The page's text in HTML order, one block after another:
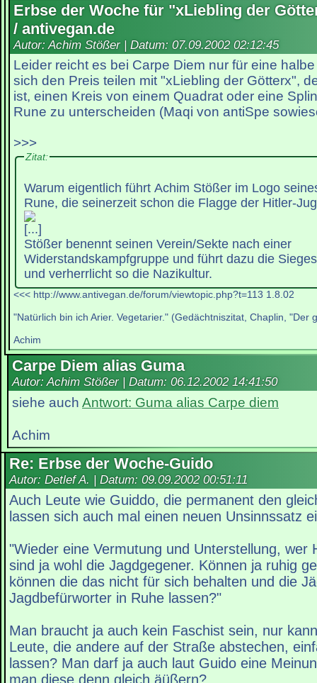
Erbse der Woche für "xLiebling der
/ antivegan.de
Autor: Achim Stößer | Datum: 07.09.2002 02:12:45
Leider reicht es bei Carpe Diem nur für eine
sich den Preis teilen mit "xLiebling der Götterx",
ist, einen Kreis von einem Quadrat oder eine
Rune zu unterscheiden (Maqi von antiSpe
>>>
Zitat:
Warum eigentlich führt Achim Stößer im Logo
Rune, die seinerzeit schon die Flagge der Hitler-
[...]
Stößer benennt seinen Verein/Sekte nach einer
Widerstandskampfgruppe und führt dazu die
und verherrlicht so die Nazikultur.
<<< http://www.antivegan.de/forum/viewtopic.php?t=113 1.8.02
"Natürlich bin ich Arier. Vegetarier." (Gedächtniszitat, Chaplin, "Der
Achim
Carpe Diem alias Guma
Autor: Achim Stößer | Datum: 06.12.2002 14:41:50
siehe auch Antwort: Guma alias Carpe diem
Achim
Re: Erbse der Woche-Guido
Autor: Detlef A. | Datum: 09.09.2002 00:51:11
Auch Leute wie Guiddo, die permanent den
lassen sich auch mal einen neuen Unsinnssatz
"Wieder eine Vermutung und Unterstellung, wer
sind ja wohl die Jagdgegener. Können ja ruhig
können die das nicht für sich behalten und die
Jagdbefürworter in Ruhe lassen?"
Man braucht ja auch kein Faschist sein, nur
Leute, die andere auf der Straße abstechen,
lassen? Man darf ja auch laut Guido eine
man diese denn gleich äüßern?